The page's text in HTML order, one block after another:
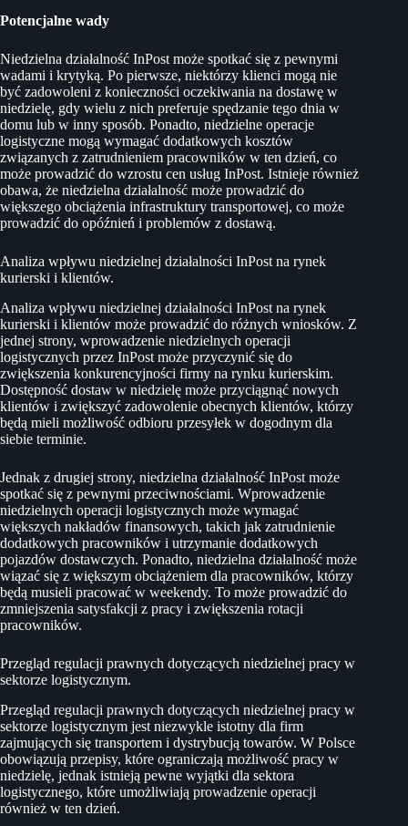
Potencjalne wady
Niedzielna działalność InPost może spotkać się z pewnymi
wadami i krytyką. Po pierwsze, niektórzy klienci mogą nie
być zadowoleni z konieczności oczekiwania na dostawę w
niedzielę, gdy wielu z nich preferuje spędzanie tego dnia w
domu lub w inny sposób. Ponadto, niedzielne operacje
logistyczne mogą wymagać dodatkowych kosztów
związanych z zatrudnieniem pracowników w ten dzień, co
może prowadzić do wzrostu cen usług InPost. Istnieje również
obawa, że niedzielna działalność może prowadzić do
większego obciążenia infrastruktury transportowej, co może
prowadzić do opóźnień i problemów z dostawą.
Analiza wpływu niedzielnej działalności InPost na rynek
kurierski i klientów.
Analiza wpływu niedzielnej działalności InPost na rynek
kurierski i klientów może prowadzić do różnych wniosków. Z
jednej strony, wprowadzenie niedzielnych operacji
logistycznych przez InPost może przyczynić się do
zwiększenia konkurencyjności firmy na rynku kurierskim.
Dostępność dostaw w niedzielę może przyciągnąć nowych
klientów i zwiększyć zadowolenie obecnych klientów, którzy
będą mieli możliwość odbioru przesyłek w dogodnym dla
siebie terminie.
Jednak z drugiej strony, niedzielna działalność InPost może
spotkać się z pewnymi przeciwnościami. Wprowadzenie
niedzielnych operacji logistycznych może wymagać
większych nakładów finansowych, takich jak zatrudnienie
dodatkowych pracowników i utrzymanie dodatkowych
pojazdów dostawczych. Ponadto, niedzielna działalność może
wiązać się z większym obciążeniem dla pracowników, którzy
będą musieli pracować w weekendy. To może prowadzić do
zmniejszenia satysfakcji z pracy i zwiększenia rotacji
pracowników.
Przegląd regulacji prawnych dotyczących niedzielnej pracy w
sektorze logistycznym.
Przegląd regulacji prawnych dotyczących niedzielnej pracy w
sektorze logistycznym jest niezwykle istotny dla firm
zajmujących się transportem i dystrybucją towarów. W Polsce
obowiązują przepisy, które ograniczają możliwość pracy w
niedzielę, jednak istnieją pewne wyjątki dla sektora
logistycznego, które umożliwiają prowadzenie operacji
również w ten dzień.